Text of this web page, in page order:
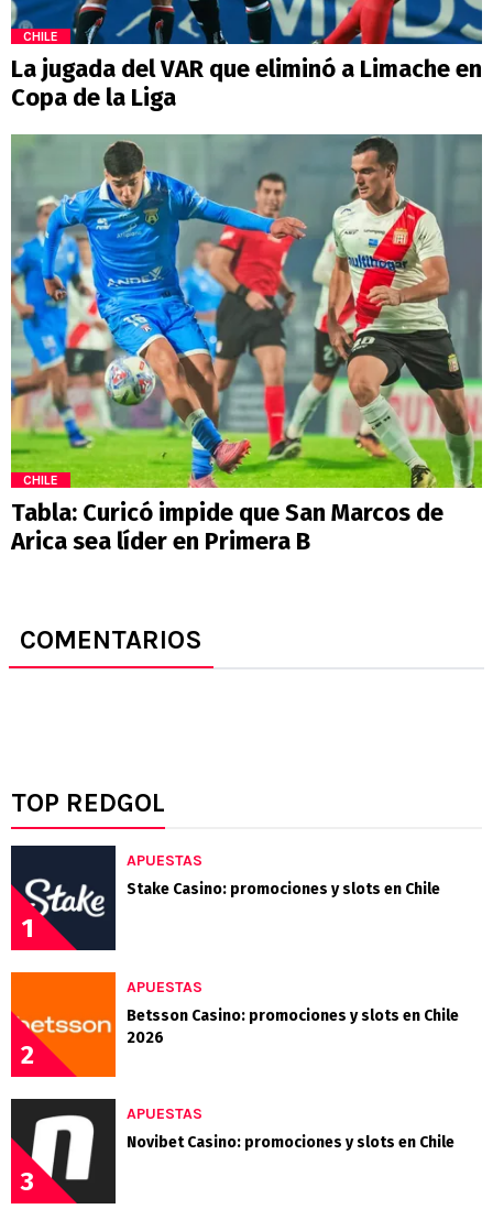
CHILE
La jugada del VAR que eliminó a Limache en
Copa de la Liga
CHILE
Tabla: Curicó impide que San Marcos de
Arica sea líder en Primera B
COMENTARIOS
TOP REDGOL
1
APUESTAS
Stake Casino: promociones y slots en Chile
2
APUESTAS
Betsson Casino: promociones y slots en Chile
2026
3
APUESTAS
Novibet Casino: promociones y slots en Chile